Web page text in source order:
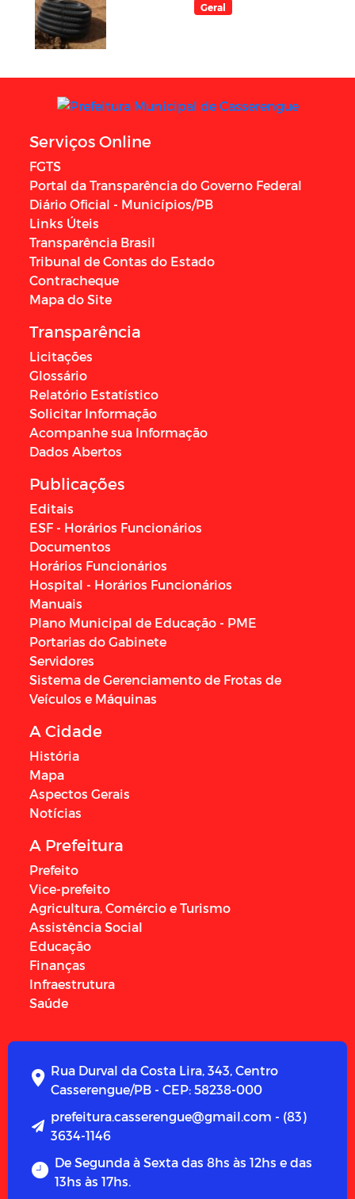
Geral
Serviços Online
FGTS
Portal da Transparência do Governo Federal
Diário Oficial - Municípios/PB
Links Úteis
Transparência Brasil
Tribunal de Contas do Estado
Contracheque
Mapa do Site
Transparência
Licitações
Glossário
Relatório Estatístico
Solicitar Informação
Acompanhe sua Informação
Dados Abertos
Publicações
Editais
ESF - Horários Funcionários
Documentos
Horários Funcionários
Hospital - Horários Funcionários
Manuais
Plano Municipal de Educação - PME
Portarias do Gabinete
Servidores
Sistema de Gerenciamento de Frotas de
Veículos e Máquinas
A Cidade
História
Mapa
Aspectos Gerais
Notícias
A Prefeitura
Prefeito
Vice-prefeito
Agricultura, Comércio e Turismo
Assistência Social
Educação
Finanças
Infraestrutura
Saúde
Rua Durval da Costa Lira, 343, Centro
Casserengue/PB - CEP: 58238-000
prefeitura.casserengue@gmail.com - (83)
3634-1146
De Segunda à Sexta das 8hs às 12hs e das
13hs às 17hs.